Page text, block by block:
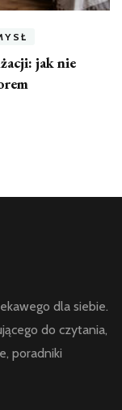
jak nie
dla siebie.
do czytania,
poradniki